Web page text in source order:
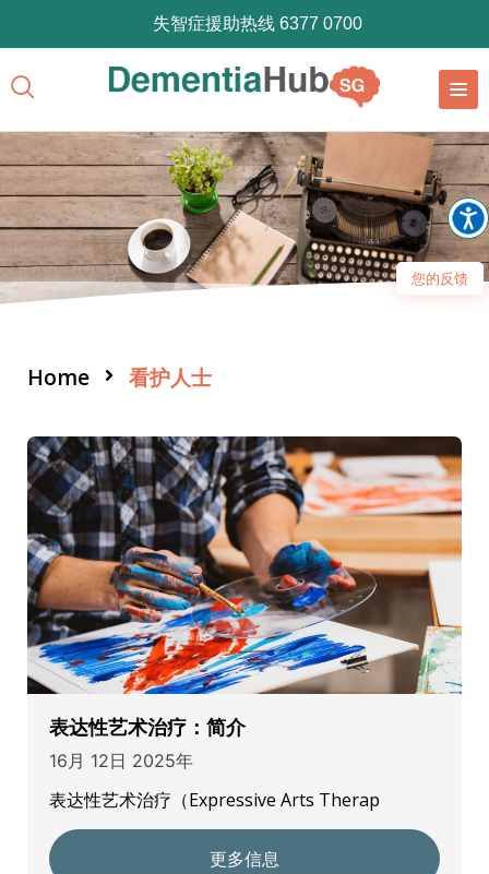
您的反馈
失智症援助热线 6377 0700
Home 看护人士
表达性艺术治疗：简介
16月 12日 2025年
表达性艺术治疗（Expressive Arts Therap
更多信息